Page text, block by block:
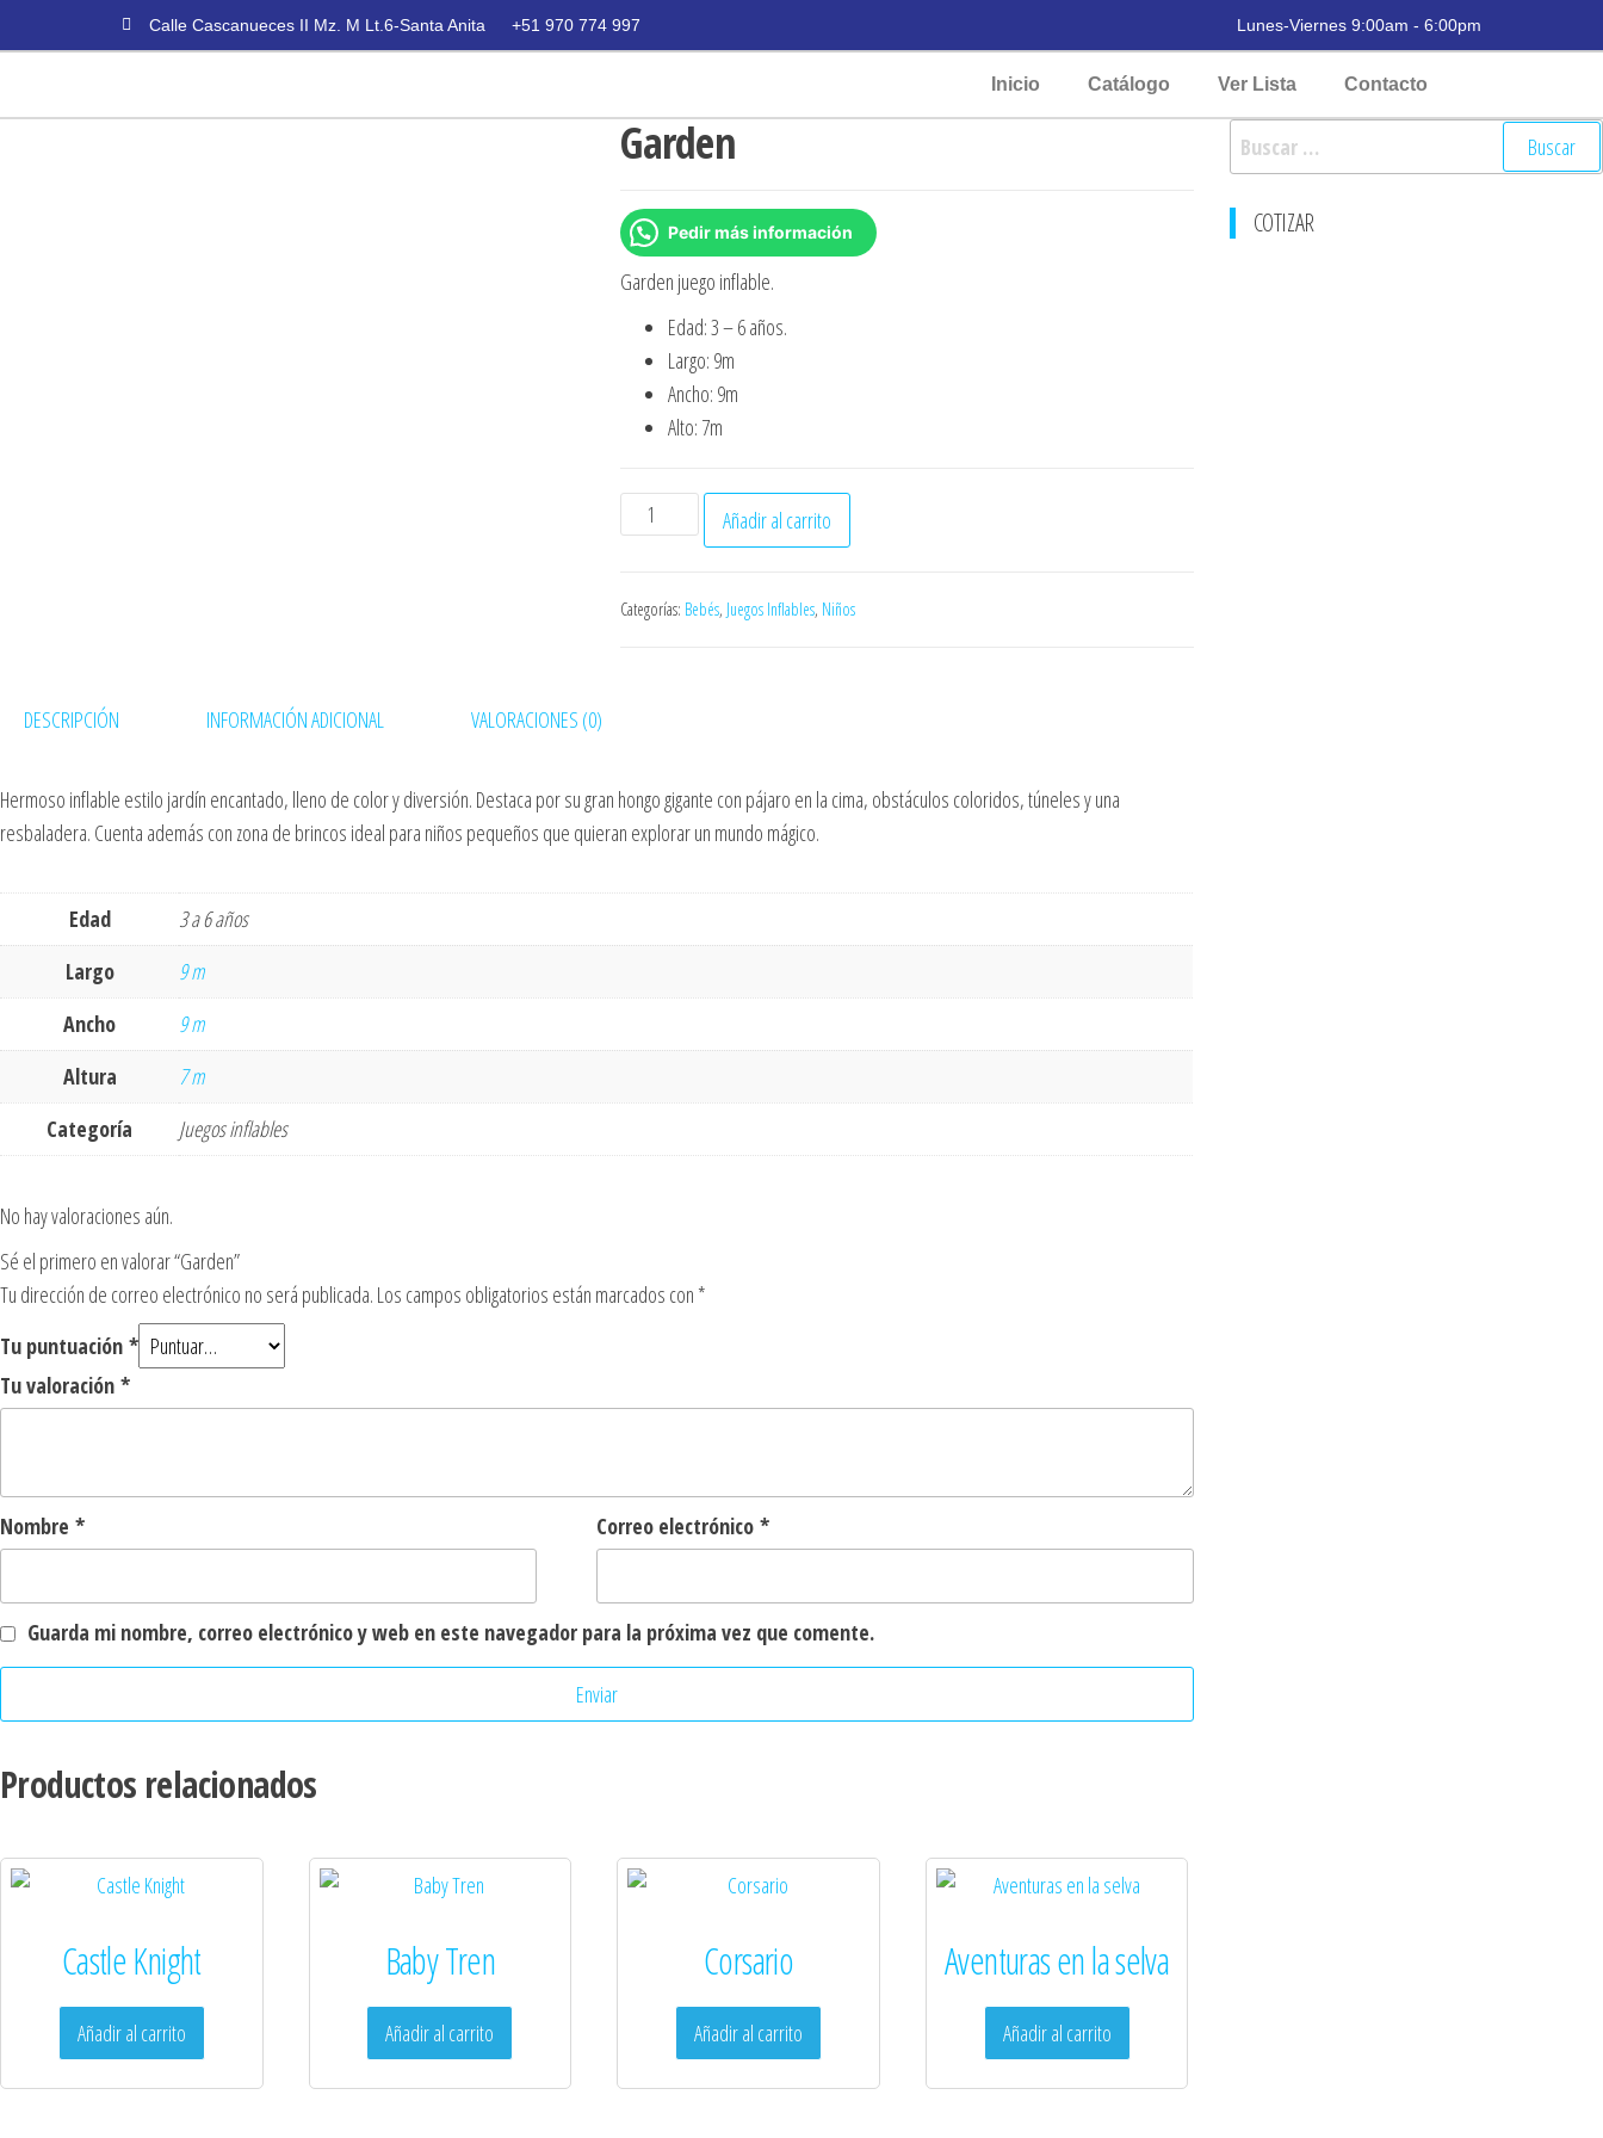
Calle Cascanueces II Mz. M Lt.6-Santa Anita +51 970 774 997 Lunes-Viernes 9:00am - 6:00pm
Inicio Catálogo Ver Lista Contacto
Garden
Pedir más información
Garden juego inflable.
Edad:3 – 6 años.
Largo: 9m
Ancho: 9m
Alto: 7m
Añadir al carrito
Categorías: Bebés, Juegos Inflables, Niños
DESCRIPCIÓN INFORMACIÓN ADICIONAL VALORACIONES (0)
Hermoso inflable estilo jardín encantado, lleno de color y diversión. Destaca por su gran hongo gigante con pájaro en la cima, obstáculos coloridos, túneles y una
resbaladera. Cuenta además con zona de brincos ideal para niños pequeños que quieran explorar un mundo mágico.
Edad
3 a 6 años
Largo
9 m
Ancho
9 m
Altura
7 m
Categoría
Juegos inflables
No hay valoraciones aún.
Sé el primero en valorar “Garden”
Tu dirección de correo electrónico no será publicada. Los campos obligatorios están marcados con *
Tu puntuación *
Tu valoración *
Nombre * Correo electrónico*
Guarda mi nombre, correo electrónico y web en este navegador para la próxima vez que comente.
Productos relacionados
Castle Knight
Añadir al carrito
Baby Tren
Añadir al carrito
Corsario
Añadir al carrito
Aventuras en la selva
Añadir al carrito
COTIZAR